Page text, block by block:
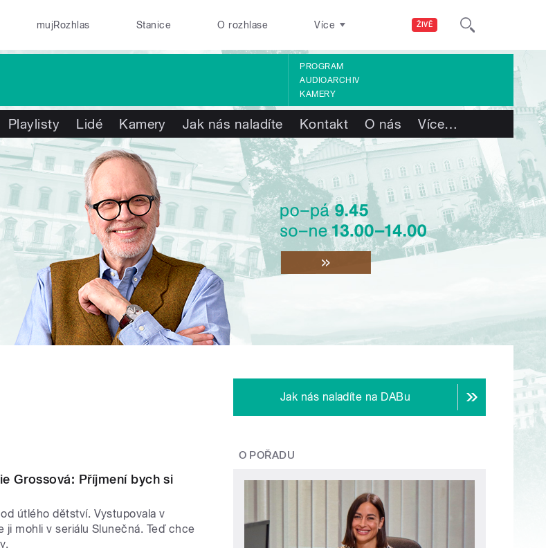
ŽIVĚ
mujRozhlas Stanice O rozhlase Více
PROGRAM
AUDIOARCHIV
KAMERY
Playlisty Lidé Kamery Jak nás naladíte Kontakt O nás Více…
Grossová: Příjmení bych si
útlého dětství. Vystupovala v
ji mohli v seriálu Slunečná. Teď chce
Jak nás naladíte na DABu
O POŘADU